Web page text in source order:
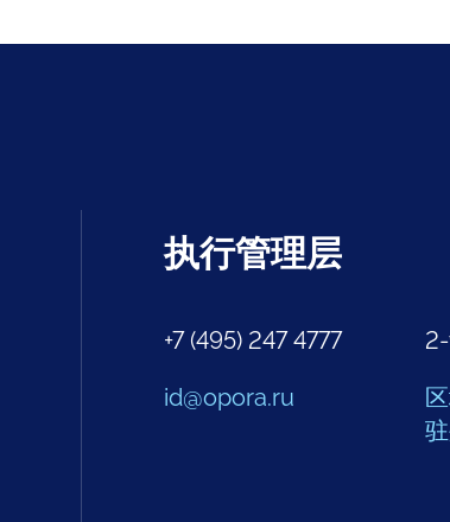
执行管理层
+7 (495) 247 4777
id@opora.ru